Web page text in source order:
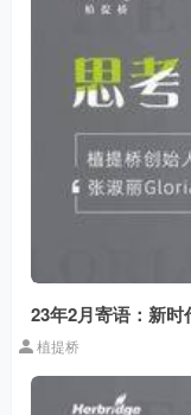
23年2月寄语：新时
植提桥